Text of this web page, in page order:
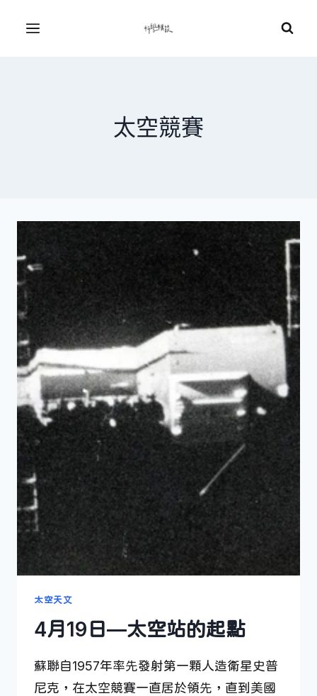
Menu
太空競賽
太空天文
4月19日—太空站的起點
蘇聯自1957年率先發射第一顆人造衛星史普
尼克，在太空競賽一直居於領先，直到美國